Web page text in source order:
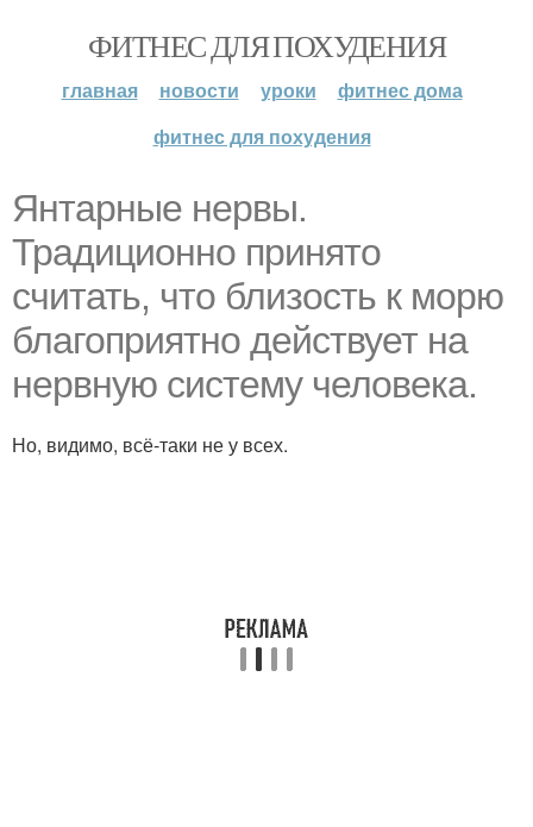
ФИТНЕС ДЛЯ ПОХУДЕНИЯ
главная новости уроки
фитнес дома
фитнес для похудения
Янтарные нервы.
Традиционно принято
считать, что близость к морю
благоприятно действует на
нервную систему человека.
Но, видимо, всё-таки не у всех.